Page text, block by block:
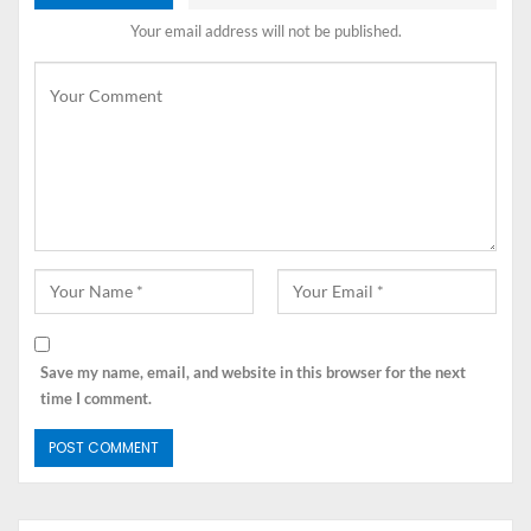
dalamnya, seperti fiturMy Equipment. Melalui fitur ini,
Anda bisa melakukanmonitoringterhadap alat berat
yang dimiliki dengan lebih mudah. Kondisi terkini dari
jarak jauh. Teknologi yang disebut dengan data telemetry
ini akan secara otomatis memberikan peringatan setiap
kali unit alat berat yang Anda miliki mengalami
Bisa dibilangaplikasiperawatan alat berat terbaik ini
akan selalu memberikan informasi mengenai kesehatan
alat berat yang Anda miliki. Ada beberapa kategori
informasi yang bisa Anda temukan dalam UT Connect,
Your email address will not be published.
Save my name, email, and website in this browser for the next
time I comment.